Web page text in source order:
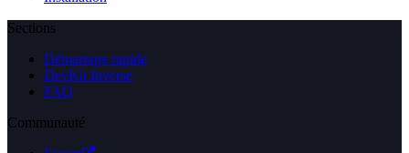
Sections
Démarrage rapide
DevKit Inverse
FAQ
Communauté